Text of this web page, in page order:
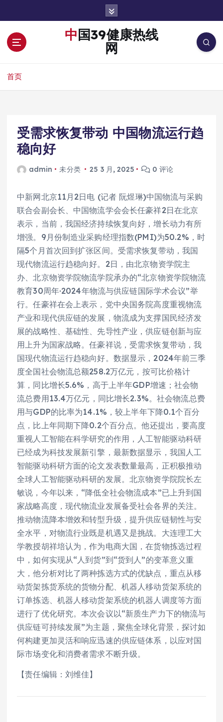
中国39健康热线
网
首页
受需求恢复带动 中国物流运行趋
稳向好
admin 未分类 25 3 月, 2025 0 评论
中新网北京11月2日电 (记者 阮煜琳)中国物流与采购
联合会副会长、中国物流学会会长任豪祥2日在北京
表示，当前，我国经济持续恢复向好，增长动力有所
增强。9月份制造业采购经理指数(PMI)为50.2%，时
隔5个月首次回到扩张区间。受需求恢复带动，我国
现代物流运行趋稳向好。2日，由北京物资学院主
办、北京物资学院物流学院承办的“北京物资学院物流
教育30周年·2024年物流与供应链国际学术会议”举
行。任豪祥在会上表示，党中央国务院高度重视物流
产业和现代供应链的发展，物流成为支撑国民经济发
展的战略性、基础性、先导性产业，供应链创新与应
用上升为国家战略。任豪祥说，受需求恢复带动，我
国现代物流运行趋稳向好。数据显示，2024年前三季
度全国社会物流总额258.2万亿元，按可比价格计
算，同比增长5.6%，高于上半年GDP增速；社会物
流总费用13.4万亿元，同比增长2.3%。社会物流总费
用与GDP的比率为14.1%，较上半年下降0.1个百分
点，比上年同期下降0.2个百分点。他还提出，要高度
重视人工智能在科学研究的作用，人工智能驱动科研
已经成为科技发展新引擎，最新数据显示，我国人工
智能驱动科研方面的论文发表数量最高，正积极推动
全球人工智能驱动科研的发展。北京物资学院院长左
敏说，今年以来，“降低全社会物流成本”已上升到国
家战略高度，现代物流业发展备受社会各界的关注。
推动物流降本增效和转型升级，提升供应链韧性与安
全水平，对物流行业既是机遇又是挑战。大连理工大
学教授胡祥培认为，作为电商大国，在货物拣选过程
中，如何实现从“人到货”到“货到人”的变革意义重
大，他分析对比了两种拣选方式的优缺点，重点从移
动货架拣货系统的货物分配、机器人移动货架系统的
订单拣选、机器人移动货架系统的机器人调度等方面
进行了优化研究。本次会议以“新质生产力下的物流与
供应链可持续发展”为主题，聚焦全球化背景，探讨如
何构建更加灵活和响应迅速的供应链体系，以应对国
际市场变化和消费者需求不断升级。
【责任编辑：刘维佳】